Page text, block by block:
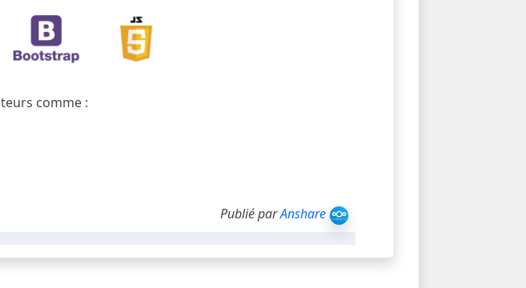
comme :
Publié parAnshare